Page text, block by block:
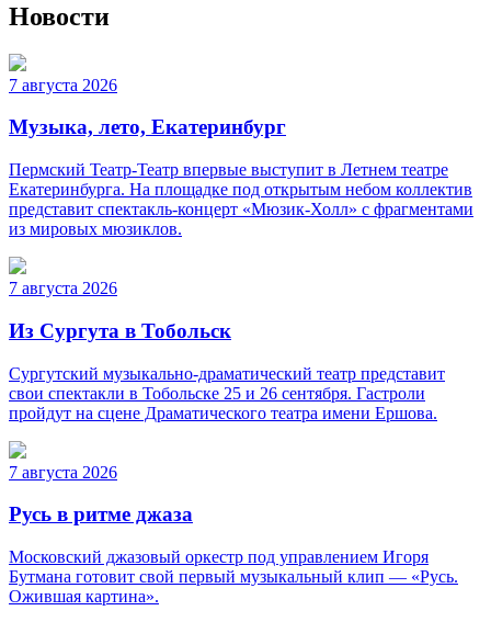
Новости
7 августа 2026
Музыка, лето, Екатеринбург
Пермский Театр-Театр впервые выступит в Летнем театре
Екатеринбурга. На площадке под открытым небом коллектив
представит спектакль-концерт «Мюзик-Холл» с фрагментами
из мировых мюзиклов.
7 августа 2026
Из Сургута в Тобольск
Сургутский музыкально-драматический театр представит
свои спектакли в Тобольске 25 и 26 сентября. Гастроли
пройдут на сцене Драматического театра имени Ершова.
7 августа 2026
Русь в ритме джаза
Московский джазовый оркестр под управлением Игоря
Бутмана готовит свой первый музыкальный клип — «Русь.
Ожившая картина».